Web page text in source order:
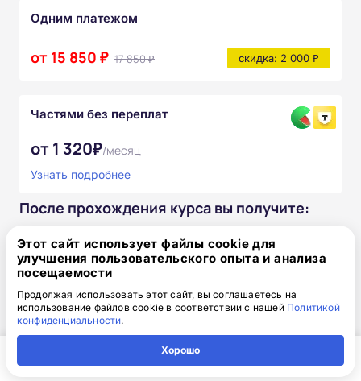
Одним платежом
от 15 850 ₽ 17 850 ₽ скидка: 2 000 ₽
Частями без переплат
от 1 320₽/месяц
Узнать подробнее
После прохождения курса вы получите:
Полный комплект официальных
документов
Доступ к онлайн-платформе Академии
Учебно-методические материалы
Этот сайт использует файлы cookie для
улучшения пользовательского опыта и анализа
посещаемости
Продолжая использовать этот сайт, вы соглашаетесь на
использование файлов cookie в соответствии с нашей Политикой
конфиденциальности.
Хорошо